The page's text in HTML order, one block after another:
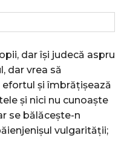
dar își judecă aspru
dar vrea să
și îmbrățișează
și nici nu cunoaște
se bălăcește-n
vulgarității;